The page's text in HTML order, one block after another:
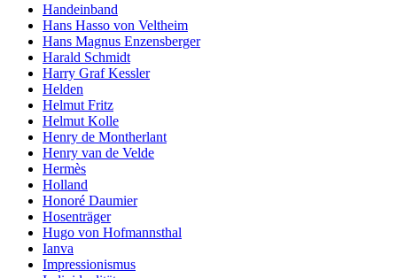
Handeinband
Hans Hasso von Veltheim
Hans Magnus Enzensberger
Harald Schmidt
Harry Graf Kessler
Helden
Helmut Fritz
Helmut Kolle
Henry de Montherlant
Henry van de Velde
Hermès
Holland
Honoré Daumier
Hosenträger
Hugo von Hofmannsthal
Ianva
Impressionismus